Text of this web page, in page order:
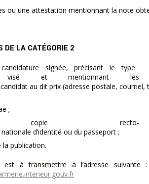
ou une attestation mentionnant la note
DE LA CATÉGORIE 2
signée, précisant le type
et mentionnant les
au dit prix (adresse postale, courriel,
;
recto­
d’identité ou du passeport ;
la publication.
est à transmettre à l’adresse suivante :